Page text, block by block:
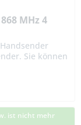
MHz 4
Sie können
ist nicht mehr